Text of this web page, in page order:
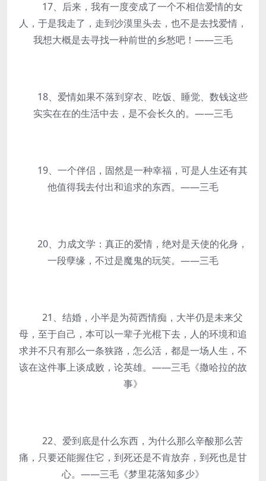
17、后来，我有一度变成了一个不相信爱情的女
人，于是我走了，走到沙漠里头去，也不是去找爱情，
我想大概是去寻找一种前世的乡愁吧！——三毛
18、爱情如果不落到穿衣、吃饭、睡觉、数钱这些
实实在在的生活中去，是不会长久的。——三毛
19、一个伴侣，固然是一种幸福，可是人生还有其
他值得我去付出和追求的东西。——三毛
20、力成文学：真正的爱情，绝对是天使的化身，
一段孽缘，不过是魔鬼的玩笑。——三毛
21、结婚，小半是为荷西情痴，大半仍是未来父
母，至于自己，本可以一辈子光棍下去，人的环境和追
求并不只有那么一条狭路，怎么活，都是一场人生，不
该在这件事上谈成败，论英雄。——三毛《撒哈拉的故
事》
22、爱到底是什么东西，为什么那么辛酸那么苦
痛，只要还能握住它，到死还是不肯放弃，到死也是甘
心。——三毛《梦里花落知多少》